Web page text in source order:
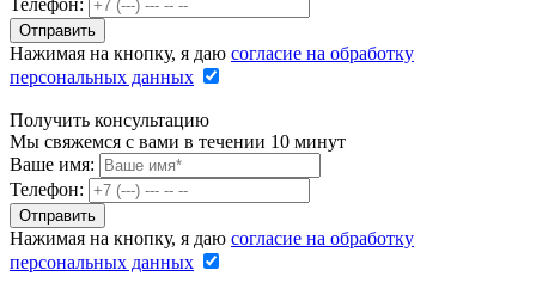
Телефон:
Нажимая на кнопку, я даю согласие на обработку
персональных данных
Получить консультацию
Мы свяжемся с вами в течении 10 минут
Ваше имя:
Телефон:
Нажимая на кнопку, я даю согласие на обработку
персональных данных